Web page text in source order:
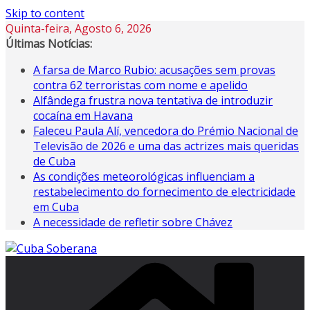
Skip to content
Quinta-feira, Agosto 6, 2026
Últimas Notícias:
A farsa de Marco Rubio: acusações sem provas
contra 62 terroristas com nome e apelido
Alfândega frustra nova tentativa de introduzir
cocaína em Havana
Faleceu Paula Alí, vencedora do Prémio Nacional de
Televisão de 2026 e uma das actrizes mais queridas
de Cuba
As condições meteorológicas influenciam a
restabelecimento do fornecimento de electricidade
em Cuba
A necessidade de refletir sobre Chávez